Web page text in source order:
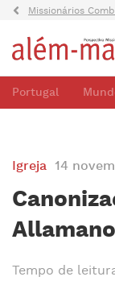
Missionários
Portugal
Igreja 14
Allamano
Tempo de